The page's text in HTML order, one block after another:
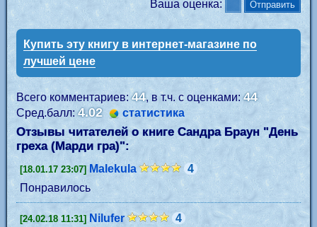
Ваша оценка:
Купить эту книгу в интернет-магазине по
лучшей цене
Всего комментариев:44, в т.ч. с оценками:44
Сред.балл:4.02 статистика
Отзывы читателей о книге Сандра Браун "День
греха (Марди гра)":
[18.01.17 23:07] Malekula
4
Понравилось
[24.02.18 11:31] Nilufer
4